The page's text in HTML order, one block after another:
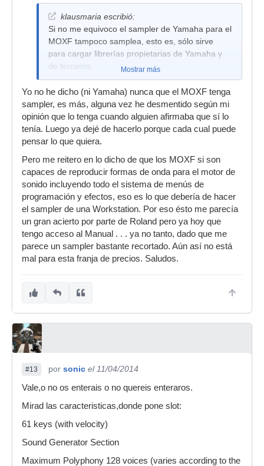
klausmaria escribió:
Si no me equivoco el sampler de Yamaha para el
MOXF tampoco samplea, esto es, sólo sirve
para cargar librerías propietarias de Yamaha y
de terceros.
Mostrar más
Yo no he dicho (ni Yamaha) nunca que el MOXF tenga
sampler, es más, alguna vez he desmentido según mi
opinión que lo tenga cuando alguien afirmaba que sí lo
tenía. Luego ya dejé de hacerlo porque cada cual puede
pensar lo que quiera.
Pero me reitero en lo dicho de que los MOXF si son
capaces de reproducir formas de onda para el motor de
sonido incluyendo todo el sistema de menús de
programación y efectos, eso es lo que debería de hacer
el sampler de una Workstation. Por eso ésto me parecía
un gran acierto por parte de Roland pero ya hoy que
tengo acceso al Manual . . . ya no tanto, dado que me
parece un sampler bastante recortado. Aún así no está
mal para esta franja de precios. Saludos.
#13 por sonic el 11/04/2014
Vale,o no os enterais o no quereis enteraros.
Mirad las caracteristicas,donde pone slot:
61 keys (with velocity)
Sound Generator Section
Maximum Polyphony 128 voices (varies according to the